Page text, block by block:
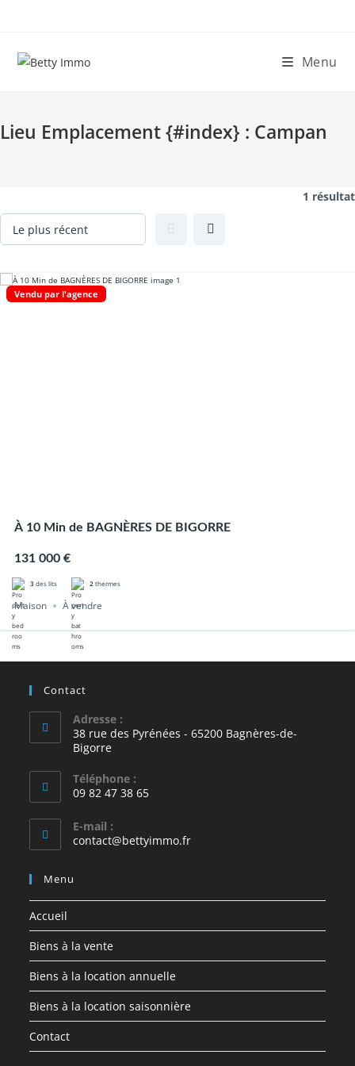
content
Menu
Lieu Emplacement {#index} : Campan
1 résultat
Vendu par l'agence
À 10 Min de BAGNÈRES DE BIGORRE
131 000 €
3 des lits 2 thermes
Maison À vendre
Contact
Adresse :
38 rue des Pyrénées - 65200 Bagnères-de-
Bigorre
Téléphone :
09 82 47 38 65
E-mail :
contact@bettyimmo.frS’ouvre
Menu
Accueil
Biens à la vente
Biens à la location annuelle
Biens à la location saisonnière
Contact